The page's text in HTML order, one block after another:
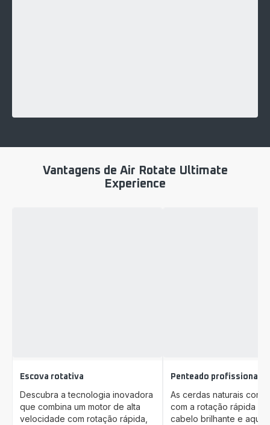
Vantagens de Air Rotate Ultimate
Experience
Escova rotativa
Descubra a tecnologia inovadora
que combina um motor de alta
velocidade com rotação rápida,
Penteado profissional
As cerdas naturais
com a rotação rápida
cabelo brilhante e